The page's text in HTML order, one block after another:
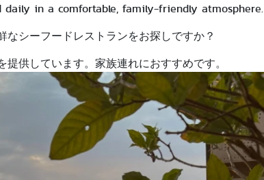
daily in a comfortable, family-friendly atmosphere.
なシーフードレストランをお探しですか？
提供しています。家族連れにおすすめです。